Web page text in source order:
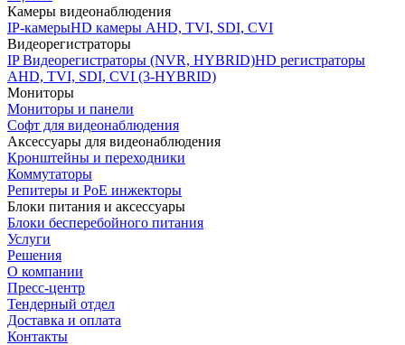
Камеры видеонаблюдения
IP-камерыHD камеры AHD, TVI, SDI, CVI
Видеорегистраторы
IP Видеорегистраторы (NVR, HYBRID)HD регистраторы
AHD, TVI, SDI, CVI (3-HYBRID)
Мониторы
Мониторы и панели
Софт для видеонаблюдения
Аксессуары для видеонаблюдения
Кронштейны и переходники
Коммутаторы
Репитеры и PoE инжекторы
Блоки питания и аксессуары
Блоки бесперебойного питания
Услуги
Решения
О компании
Пресс-центр
Тендерный отдел
Доставка и оплата
Контакты